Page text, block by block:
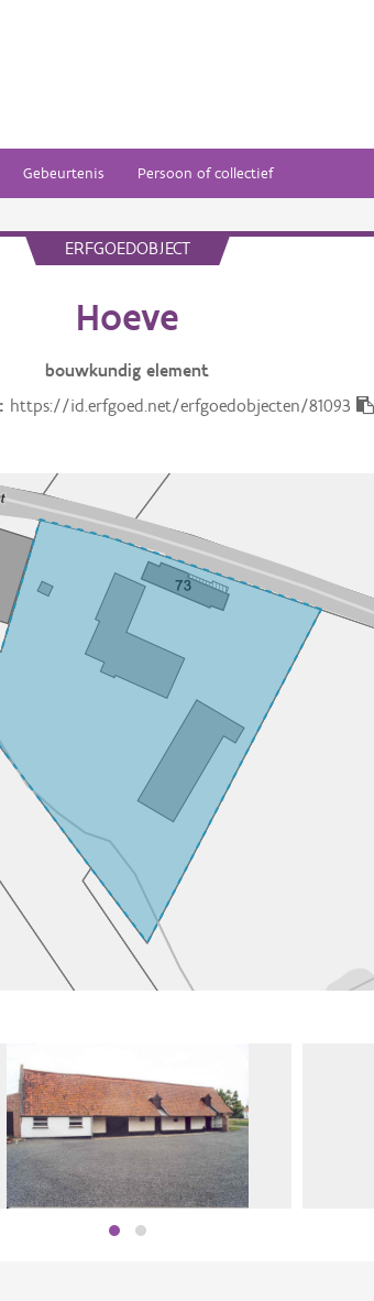
Gebeurtenis Persoon of collectief
ERFGOEDOBJECT
Hoeve
bouwkundig element
https://id.erfgoed.net/erfgoedobjecten/81093